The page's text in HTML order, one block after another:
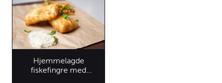
Hjemmelagde
fiskefingre med